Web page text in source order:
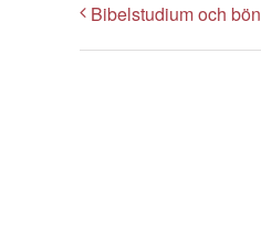
Bibelstudium och bön